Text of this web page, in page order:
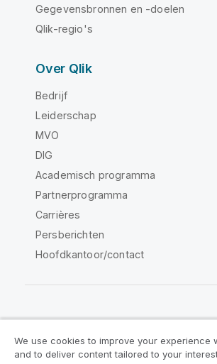
Gegevensbronnen en -doelen
Qlik-regio's
Over Qlik
Bedrijf
Leiderschap
MVO
DIG
Academisch programma
Partnerprogramma
Carrières
Persberichten
Hoofdkantoor/contact
We use cookies to improve your experience
and to deliver content tailored to your